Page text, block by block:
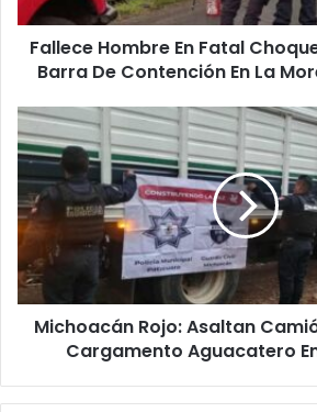
Vs
Barra
En
La
Morelia
-
Pátzcuaro
Fallece Hombre En Fatal
Barra De Contención En La
Michoacán
Rojo:
Asaltan
Camión
Para
Robarse
Cargamento
Aguacatero
En
Michoacán Rojo: Asaltan
Cargamento Aguacatero